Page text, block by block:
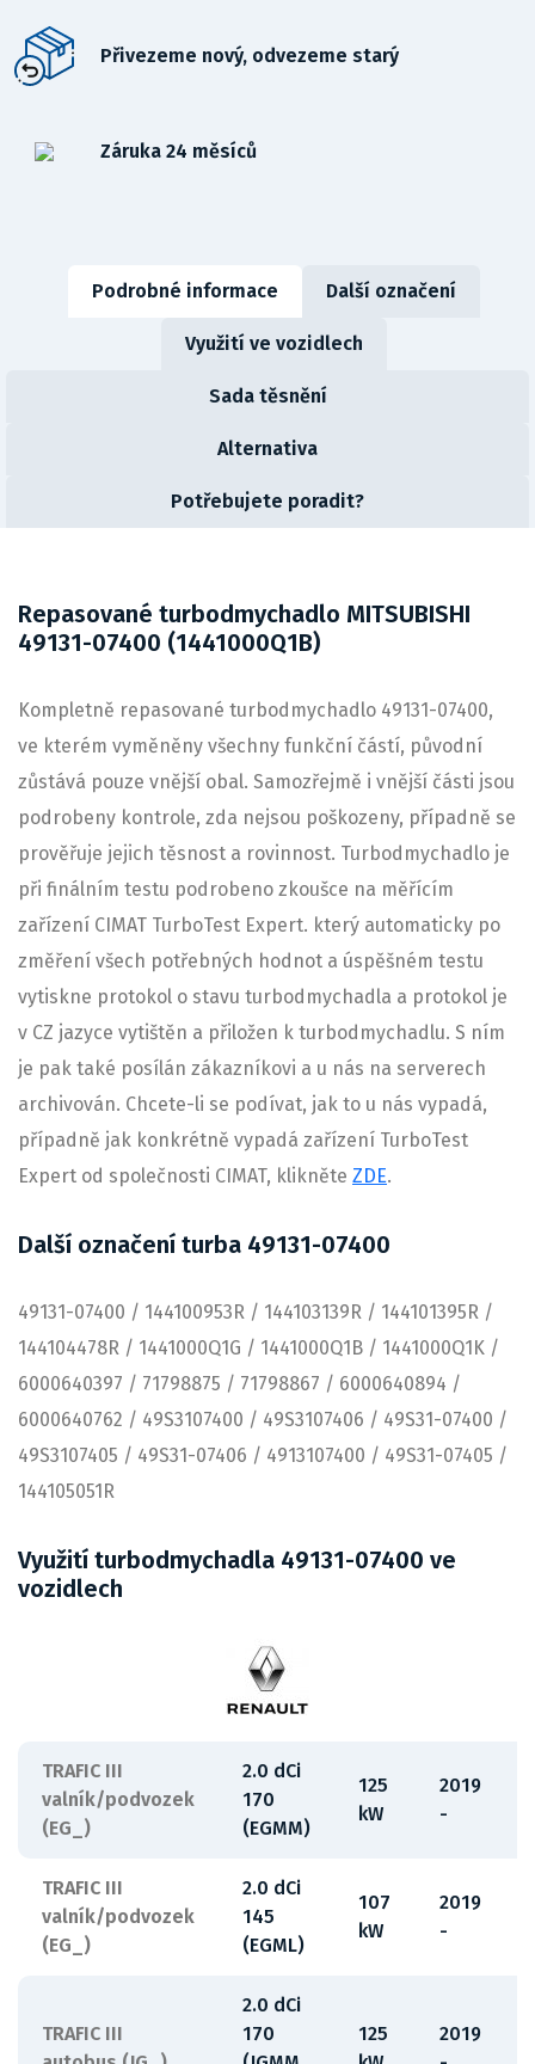
Přivezeme nový, odvezeme starý
Záruka 24 měsíců
Podrobné informace Další označení
Využití ve vozidlech
Sada těsnění
Alternativa
Potřebujete poradit?
Repasované turbodmychadlo MITSUBISHI
49131-07400 (1441000Q1B)
Kompletně repasované turbodmychadlo 49131-07400,
ve kterém vyměněny všechny funkční částí, původní
zůstává pouze vnější obal. Samozřejmě i vnější části jsou
podrobeny kontrole, zda nejsou poškozeny, případně se
prověřuje jejich těsnost a rovinnost. Turbodmychadlo je
při finálním testu podrobeno zkoušce na měřícím
zařízení CIMAT TurboTest Expert. který automaticky po
změření všech potřebných hodnot a úspěšném testu
vytiskne protokol o stavu turbodmychadla a protokol je
v CZ jazyce vytištěn a přiložen k turbodmychadlu. S ním
je pak také posílán zákazníkovi a u nás na serverech
archivován. Chcete-li se podívat, jak to u nás vypadá,
případně jak konkrétně vypadá zařízení TurboTest
Expert od společnosti CIMAT, klikněte ZDE.
Další označení turba 49131-07400
49131-07400 / 144100953R / 144103139R / 144101395R /
144104478R / 1441000Q1G / 1441000Q1B / 1441000Q1K /
6000640397 / 71798875 / 71798867 / 6000640894 /
6000640762 / 49S3107400 / 49S3107406 / 49S31-07400 /
49S3107405 / 49S31-07406 / 4913107400 / 49S31-07405 /
144105051R
Využití turbodmychadla 49131-07400 ve
vozidlech
TRAFIC III
valník/podvozek
(EG_)
2.0 dCi
170
(EGMM)
125
kW
2019
-
TRAFIC III
valník/podvozek
(EG_)
2.0 dCi
145
(EGML)
107
kW
2019
-
TRAFIC III
2.0 dCi
170
125
2019